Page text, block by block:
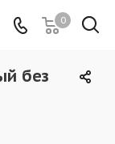
0
без